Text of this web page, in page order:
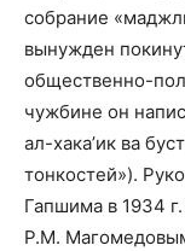
собрание
вынужден
общественно-
чужбине он
ал-хака’ик ва
тонкостей»).
Гапшима в 1934
Р.М.